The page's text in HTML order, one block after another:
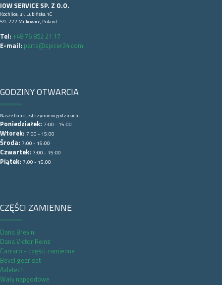
IOW SERVICE SP. Z O.O.
Kochlice, ul. Lubińska 1C
59-222 Milkowice, Poland
Tel: +48 76 852 21 17
E-mail: parts@spicer24.com
GODZINY OTWARCIA
Nasze biuro jest czynne w godzinach:
Poniedziałek: 7:00 - 15:00
Wtorek: 7:00 - 15:00
Środa: 7:00 - 15:00
Czwartek: 7:00 - 15:00
Piątek: 7:00 - 15:00
CZĘŚCI ZAMIENNE
Dana Brevini
Dana Victor Reinz
Carraro - części zamienne
Bevel gear set
Axletech
Wały napęodowe